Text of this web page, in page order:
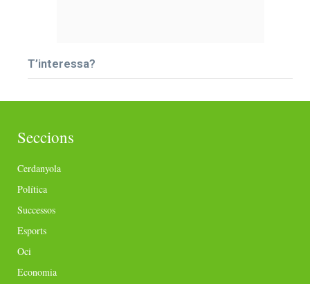
T’interessa?
Seccions
Cerdanyola
Política
Successos
Esports
Oci
Economia